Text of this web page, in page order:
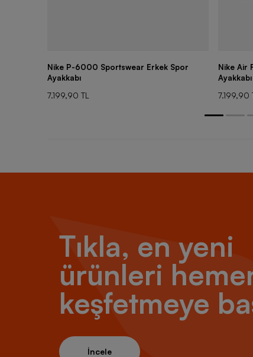
Nike P-6000 Sportswear Erkek Spor
Ayakkabı
7.199,90 TL
Nike Air
Ayakkabı
7.199,90
Tıkla, en yeni
ürünleri
keşfetmeye
İncele